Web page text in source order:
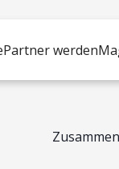
Partner werden